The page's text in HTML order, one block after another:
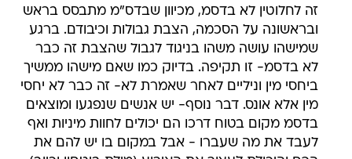
זה לחלוטין לא בדסמ, מכיוון שבדס"מ מתבסס בראש
ובראשונה על הסכמה, הצבת גבולות וכיבודם. ברגע
שמישהו עושה משהו בניגוד לגבול שהצבת זה כבר
לא בדסמ- זו תקיפה. בדיוק כמו שאם מישהו ממשיך
ביחסי מין וניליים לאחר שאמרת לא- זה כבר לא יחסי
מין אלא אונס. דבר נוסף- יש אנשים שנפגעו ומוצאים
בדסמ מקום בטוח דרכו הם יכולים לחוות מיניות ואף
לעבד את מה שעברו - אבל במקום בו יש להם את